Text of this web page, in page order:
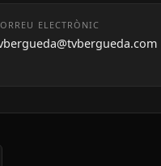
ELECTRÒNIC